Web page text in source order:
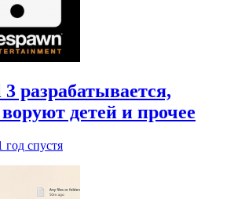
разрабатывается,
детей и прочее
год спустя